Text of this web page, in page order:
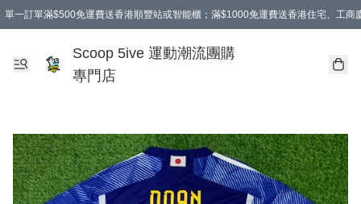
單一訂單滿$500免運費送香港順豐站或智能櫃；滿$1000免運費送香港住宅、工商
Scoop 5ive 運動潮流團購
專門店